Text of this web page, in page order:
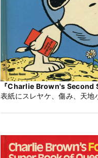
『Charlie Brown's
表紙にスレヤケ、傷み、天地